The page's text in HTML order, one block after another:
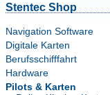
Stentec Shop
Navigation Software
Digitale Karten
Berufsschifffahrt
Hardware
Pilots & Karten